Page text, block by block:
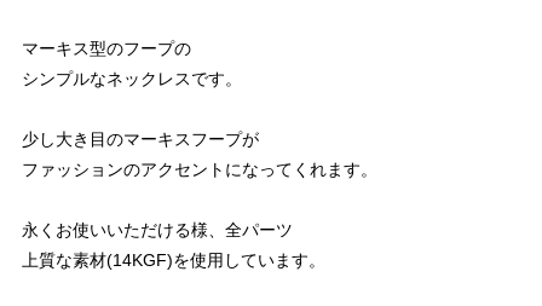
マーキス型のフープの
シンプルなネックレスです。
少し大き目のマーキスフープが
ファッションのアクセントになってくれます。
永くお使いいただける様、全パーツ
上質な素材(14KGF)を使用しています。